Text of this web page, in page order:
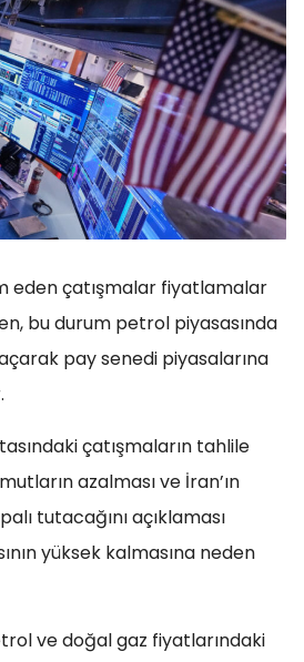
eden çatışmalar fiyatlamalar
bu durum petrol piyasasında
pay senedi piyasalarına
çatışmaların tahlile
azalması ve İran’ın
tutacağını açıklaması
yüksek kalmasına neden
ve doğal gaz fiyatlarındaki